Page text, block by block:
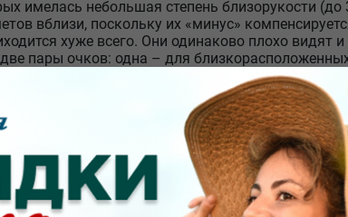
имелась небольшая степень близорукости
вблизи, поскольку их «минус»
хуже всего. Они одинаково плохо видят
пары очков: одна – для
существуют специальные бесконтактные
хрусталика можно по таким симптомам:
она как будто расплывается перед человеком;
утомляться при чтении и другой
предметов человеку требуется более яркое
рассмотреть мелкий предмет на близком